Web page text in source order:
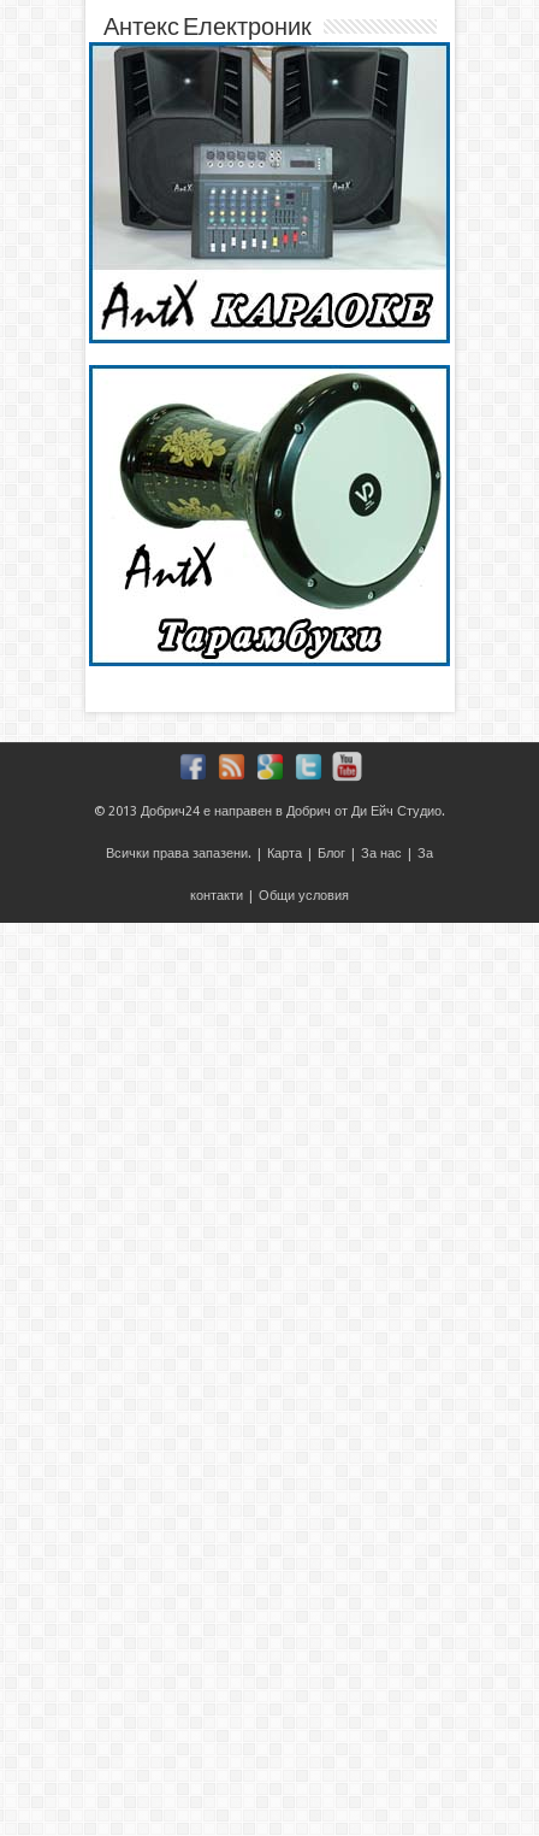
Антекс Електроник
© 2013 Добрич24 е направен в Добрич от Ди Ейч Студио.
Всички права запазени. | Карта Блог За нас За
контакти Общи условия